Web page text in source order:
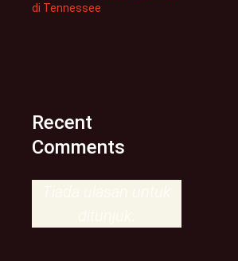
di Tennessee
Recent
Comments
Tiada ulasan untuk
ditunjuk.